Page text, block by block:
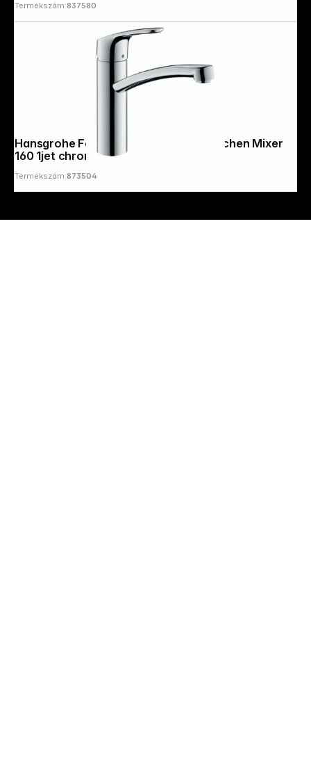
Termékszám:837580
Hansgrohe Focus M41 Single lever Kitchen Mixer
160 1jet chrome
Termékszám:873504